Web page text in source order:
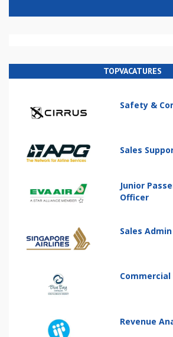
TOPVACATURES
Safety &
Sales
Junior
Officer
Sales
Revenue